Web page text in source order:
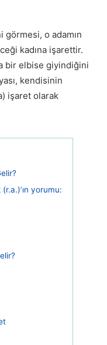
görmesi, o adamın
kadına işarettir.
bir elbise giyindiğini
kendisinin
işaret olarak
yorumu: